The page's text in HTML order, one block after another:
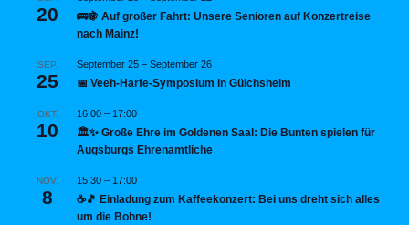
20
🚌🍇 Auf großer Fahrt: Unsere Senioren auf Konzertreise
nach Mainz!
SEP.
25
September 25 – September 26
📅 Veeh-Harfe-Symposium in Gülchsheim
OKT.
10
16:00 – 17:00
🏛️✨ Große Ehre im Goldenen Saal: Die Bunten spielen für
Augsburgs Ehrenamtliche
NOV.
8
15:30 – 17:00
☕🎵 Einladung zum Kaffeekonzert: Bei uns dreht sich alles
um die Bohne!